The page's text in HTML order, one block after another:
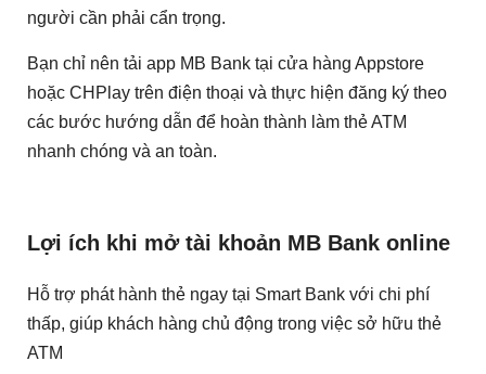
người cần phải cẩn trọng.
Bạn chỉ nên tải app MB Bank tại cửa hàng Appstore
hoặc CHPlay trên điện thoại và thực hiện đăng ký theo
các bước hướng dẫn để hoàn thành làm thẻ ATM
nhanh chóng và an toàn.
Lợi ích khi mở tài khoản MB Bank online
Hỗ trợ phát hành thẻ ngay tại Smart Bank với chi phí
thấp, giúp khách hàng chủ động trong việc sở hữu thẻ
ATM